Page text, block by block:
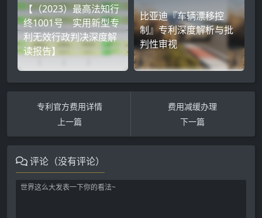
【（2023）最高法知行
终1001号 实用新型专
利无效行政判决深度解
读报告】
比亚迪『车辆漂移控
制』专利深度解析与批
判性审视
专利官方费用详情
上一篇
费用减缓办理
下一篇
评论（没有评论）